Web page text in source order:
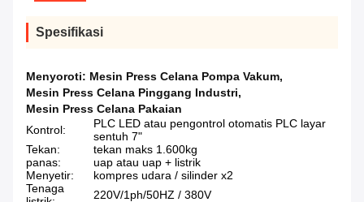
Spesifikasi
Menyoroti: Mesin Press Celana Pompa Vakum,
Mesin Press Celana Pinggang Industri,
Mesin Press Celana Pakaian
Kontrol:
PLC LED atau pengontrol otomatis PLC layar
sentuh 7"
Tekan:
tekan maks 1.600kg
panas:
uap atau uap + listrik
Menyetir:
kompres udara / silinder x2
Tenaga
220V/1ph/50HZ / 380V